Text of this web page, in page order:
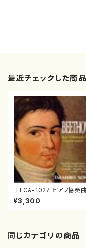
最近チェックした商品
HTCA-1027 ピアノ協奏
２ 第１＆三重（ピアノ協奏
田高弘/CD）
¥3,300
同じカテゴリの商品